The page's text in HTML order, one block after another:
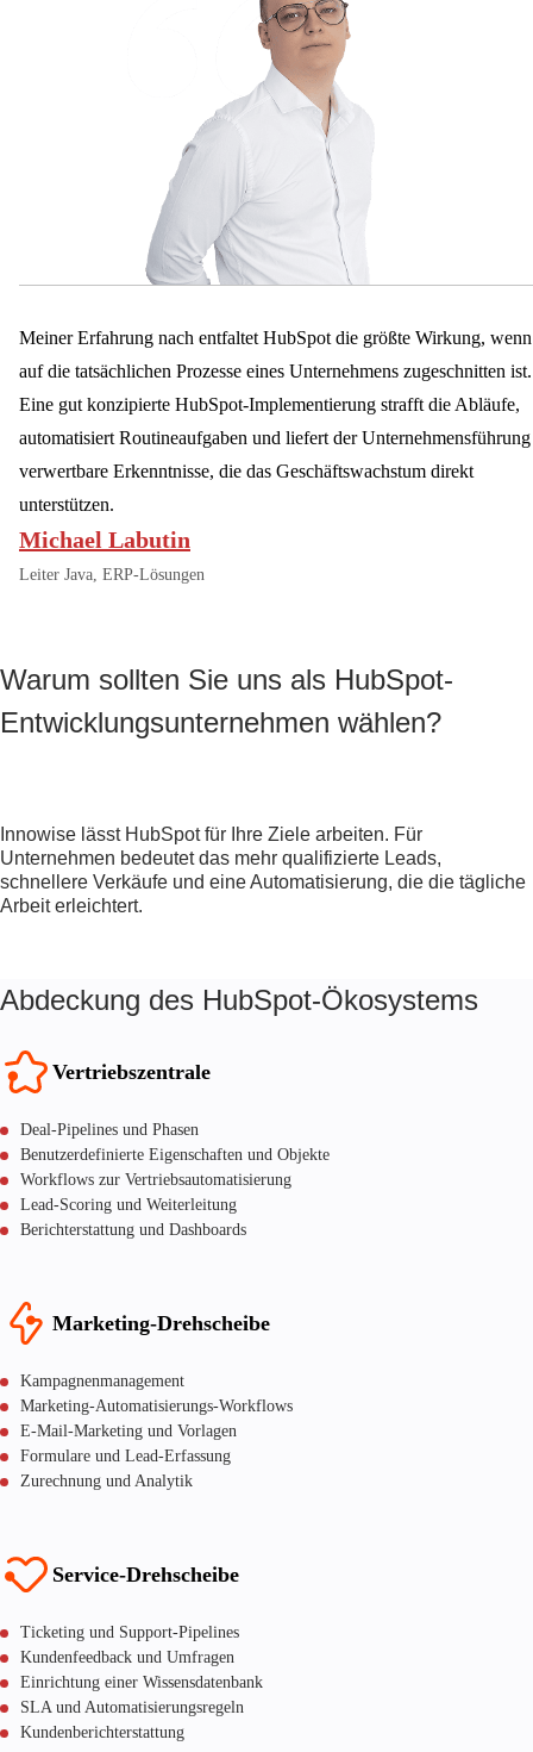
Meiner Erfahrung nach entfaltet HubSpot die größte Wirkung, wenn
auf die tatsächlichen Prozesse eines Unternehmens zugeschnitten ist.
Eine gut konzipierte HubSpot-Implementierung strafft die Abläufe,
automatisiert Routineaufgaben und liefert der Unternehmensführung
verwertbare Erkenntnisse, die das Geschäftswachstum direkt
unterstützen.
Michael Labutin
Leiter Java, ERP-Lösungen
Warum sollten Sie uns als HubSpot-
Entwicklungsunternehmen wählen?
Innowise lässt HubSpot für Ihre Ziele arbeiten. Für
Unternehmen bedeutet das mehr qualifizierte Leads,
schnellere Verkäufe und eine Automatisierung, die die tägliche
Arbeit erleichtert.
Abdeckung des HubSpot-Ökosystems
Vertriebszentrale
Deal-Pipelines und Phasen
Benutzerdefinierte Eigenschaften und Objekte
Workflows zur Vertriebsautomatisierung
Lead-Scoring und Weiterleitung
Berichterstattung und Dashboards
Marketing-Drehscheibe
Kampagnenmanagement
Marketing-Automatisierungs-Workflows
E-Mail-Marketing und Vorlagen
Formulare und Lead-Erfassung
Zurechnung und Analytik
Service-Drehscheibe
Ticketing und Support-Pipelines
Kundenfeedback und Umfragen
Einrichtung einer Wissensdatenbank
SLA und Automatisierungsregeln
Kundenberichterstattung